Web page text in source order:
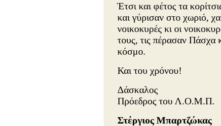
Έτσι και φέτος τα
και γύρισαν στο χωριό,
νοικοκυρές κι οι
τους, τις πέρασαν Πάσχα
κόσμο.
Και του χρόνου!
Δάσκαλος
Πρόεδρος του Λ.Ο.Μ.Π.
Στέργιος Μπαρτζώκας